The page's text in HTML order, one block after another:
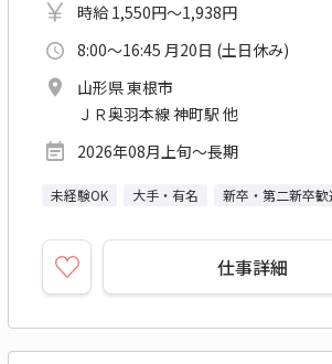
時給 1,550円～1,938円
8:00～16:45 月20日 (土日休み)
山形県 東根市
ＪＲ奥羽本線 神町駅 他
2026年08月上旬～長期
未経験OK 大手・有名 新卒・第二新卒歓
仕事詳細